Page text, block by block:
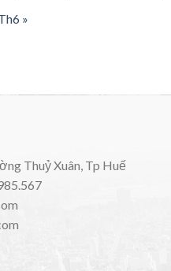
»
Thuỷ Xuân, Tp Huế